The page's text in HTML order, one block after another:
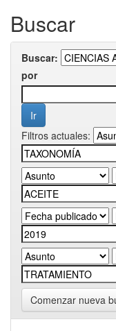
Buscar
Buscar:
por
Filtros actuales:
Comenzar nueva